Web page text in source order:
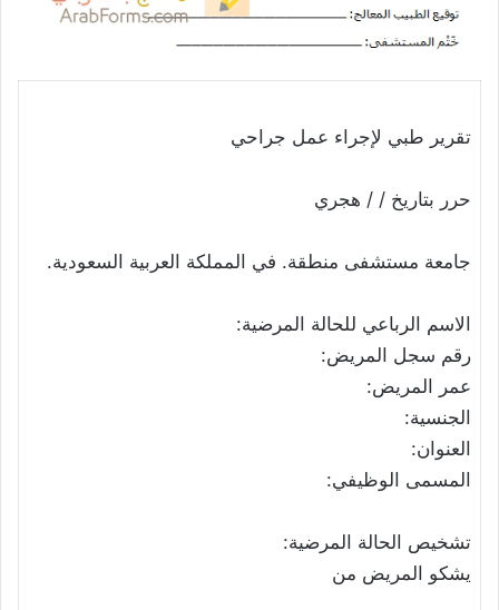
تقرير طبي لإجراء عمل جراحي
حرر بتاريخ / / هجري
جامعة مستشفى منطقة. في المملكة العربية السعودية.
الاسم الرباعي للحالة المرضية:
رقم سجل المريض:
عمر المريض:
الجنسية:
العنوان:
المسمى الوظيفي:
تشخيص الحالة المرضية:
يشكو المريض من